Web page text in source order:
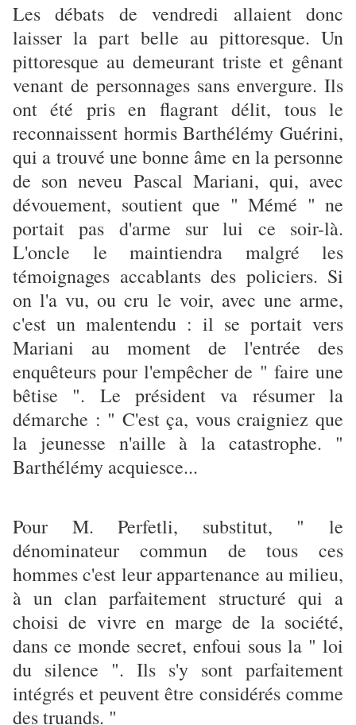
Les débats de vendredi allaient donc
laisser la part belle au pittoresque. Un
pittoresque au demeurant triste et gênant
venant de personnages sans envergure. Ils
ont été pris en flagrant délit, tous le
reconnaissent hormis Barthélémy Guérini,
qui a trouvé une bonne âme en la personne
de son neveu Pascal Mariani, qui, avec
dévouement, soutient que " Mémé " ne
portait pas d'arme sur lui ce soir-là.
L'oncle le maintiendra malgré les
témoignages accablants des policiers. Si
on l'a vu, ou cru le voir, avec une arme,
c'est un malentendu : il se portait vers
Mariani au moment de l'entrée des
enquêteurs pour l'empêcher de " faire une
bêtise ". Le président va résumer la
démarche : " C'est ça, vous craigniez que
la jeunesse n'aille à la catastrophe. "
Barthélémy acquiesce...
Pour M. Perfetli, substitut, " le
dénominateur commun de tous ces
hommes c'est leur appartenance au milieu,
à un clan parfaitement structuré qui a
choisi de vivre en marge de la société,
dans ce monde secret, enfoui sous la " loi
du silence ". Ils s'y sont parfaitement
intégrés et peuvent être considérés comme
des truands. "